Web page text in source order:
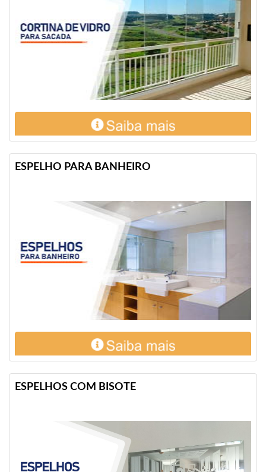
ESPELHO PARA BANHEIRO
ESPELHOS COM BISOTE